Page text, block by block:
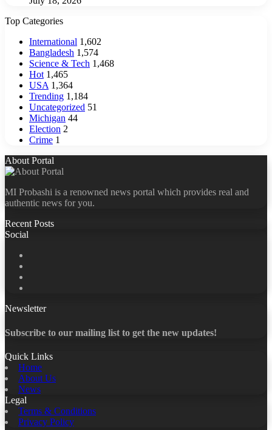
Top Categories
International 1,602
Bangladesh 1,574
Science & Tech 1,468
Hot 1,465
USA 1,364
Trending 1,184
Uncategorized 51
Michigan 44
Election 2
Crime 1
About Portal
MI Probashi is a renowned news portal which provides real and
authentic news for you.
Recent Posts
Social
Newsletter
Subscribe to our mailing list to get the new updates!
Quick Links
Home
About Us
News
Legal
Terms & Conditions
Privacy Policy